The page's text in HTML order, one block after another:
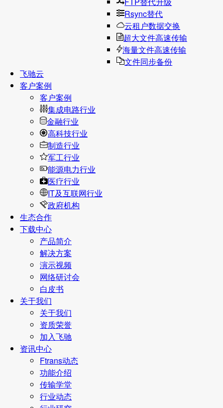
Rsync替代
云租户数据交换
超大文件高速传输
海量文件高速传输
文件同步备份
飞驰云
客户案例
客户案例
集成电路行业
金融行业
高科技行业
制造行业
军工行业
能源电力行业
医疗行业
IT及互联网行业
政府机构
生态合作
下载中心
产品简介
解决方案
演示视频
网络研讨会
白皮书
关于我们
关于我们
资质荣誉
加入飞驰
资讯中心
Ftrans动态
功能介绍
传输学堂
行业动态